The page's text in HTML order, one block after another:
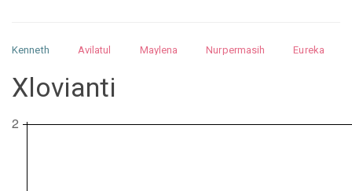
Kenneth Avilatul Maylena Nurpermasih
Eureka
Nurhilman
Pathin
Xlovianti